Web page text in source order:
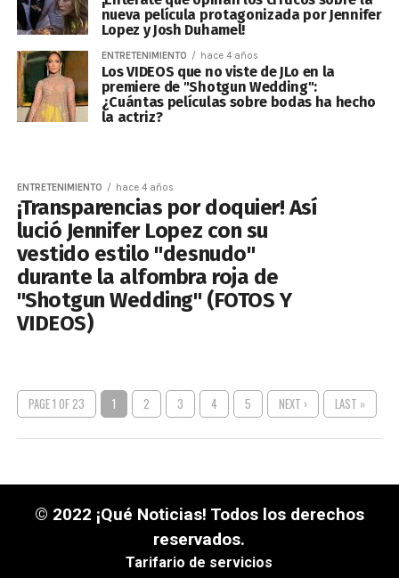
nueva película protagonizada por Jennifer
Lopez y Josh Duhamel!
ENTRETENIMIENTO hace 4 años
Los VIDEOS que no viste de JLo en la
premiere de "Shotgun Wedding":
¿Cuántas películas sobre bodas ha hecho
la actriz?
ENTRETENIMIENTO hace 4 años
¡Transparencias por doquier! Así
lució Jennifer Lopez con su
vestido estilo "desnudo"
durante la alfombra roja de
"Shotgun Wedding" (FOTOS Y
VIDEOS)
PAGE 1 OF 23 1 2 3 4 5 NEXT › LAST »
© 2022 ¡Qué Noticias! Todos los derechos
reservados.
Tarifario de servicios